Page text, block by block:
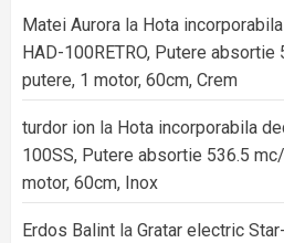
Matei Aurora la Hota
HAD-100RETRO, Putere
putere, 1 motor, 60cm, Crem
turdor ion la Hota incorporabila
100SS, Putere absortie 536.5
motor, 60cm, Inox
Erdos Balint la Gratar electric